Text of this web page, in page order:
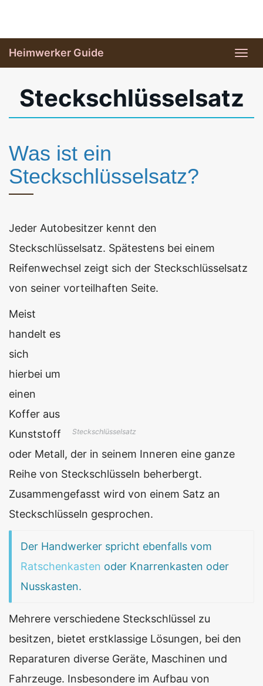
main
content
Heimwerker Guide
Steckschlüsselsatz
Was ist ein
Steckschlüsselsatz?
Jeder Autobesitzer kennt den
Steckschlüsselsatz. Spätestens bei einem
Reifenwechsel zeigt sich der Steckschlüsselsatz
von seiner vorteilhaften Seite.
Steckschlüsselsatz
Meist
handelt es
sich
hierbei um
einen
Koffer aus
Kunststoff
oder Metall, der in seinem Inneren eine ganze
Reihe von Steckschlüsseln beherbergt.
Zusammengefasst wird von einem Satz an
Steckschlüsseln gesprochen.
Der Handwerker spricht ebenfalls vom
Ratschenkasten oder Knarrenkasten oder
Nusskasten.
Mehrere verschiedene Steckschlüssel zu
besitzen, bietet erstklassige Lösungen, bei den
Reparaturen diverse Geräte, Maschinen und
Fahrzeuge. Insbesondere im Aufbau von